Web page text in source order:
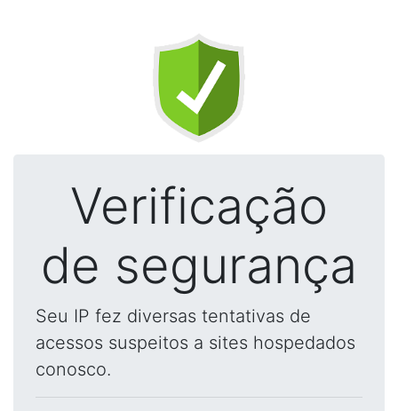
Verificação
de segurança
Seu IP fez diversas tentativas de
acessos suspeitos a sites hospedados
conosco.